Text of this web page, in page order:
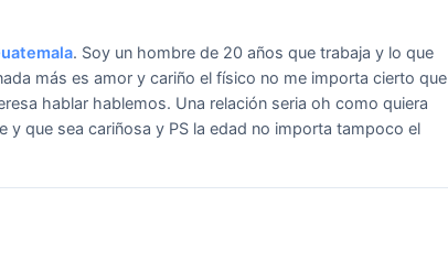
. Soy un hombre de 20 años que trabaja y lo que
más es amor y cariño el físico no me importa cierto que
hablar hablemos. Una relación seria oh como quiera
y que sea cariñosa y PS la edad no importa tampoco el